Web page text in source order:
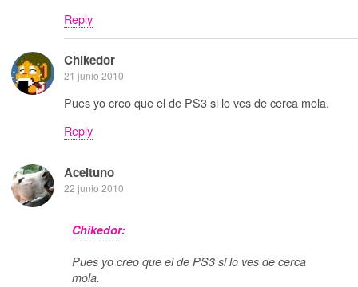
Reply
Chikedor
21 junio 2010
Pues yo creo que el de PS3 si lo ves de cerca mola.
Reply
Aceituno
22 junio 2010
Chikedor:
Pues yo creo que el de PS3 si lo ves de cerca
mola.